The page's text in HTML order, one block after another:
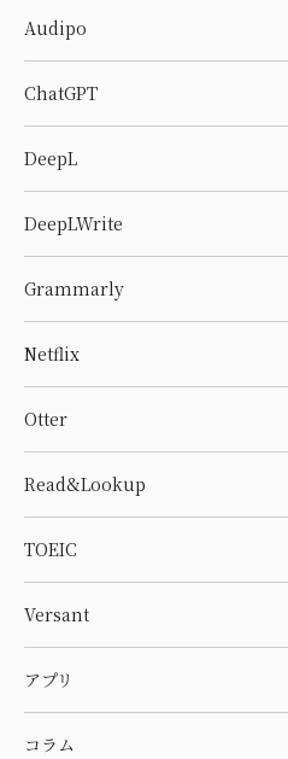
Audipo
ChatGPT
DeepL
DeepLWrite
Grammarly
Netflix
Otter
Read&Lookup
TOEIC
Versant
アプリ
コラム